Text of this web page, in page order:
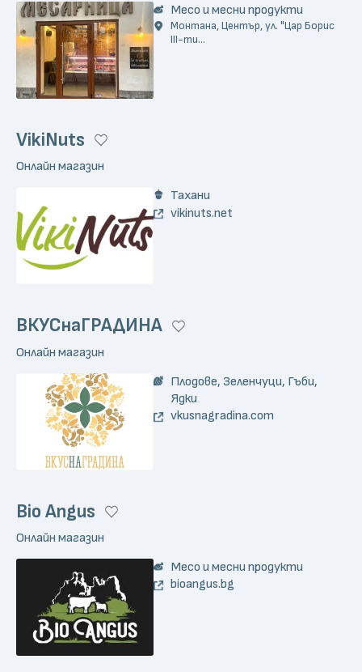
Месо и месни продукти
Монтана, Център, ул. "Цар Борис
III-ти...
VikiNuts
Онлайн магазин
Тахани
vikinuts.net
ВКУСнаГРАДИНА
Онлайн магазин
Плодове, Зеленчуци, Гъби,
Ядки
vkusnagradina.com
Bio Angus
Онлайн магазин
Месо и месни продукти
bioangus.bg